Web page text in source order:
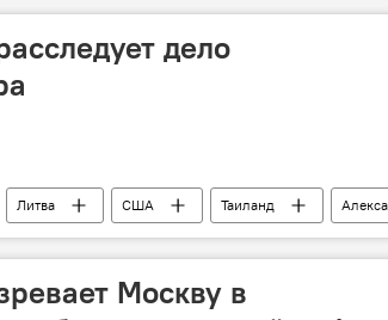
дело
Литва США Таиланд
Москву в